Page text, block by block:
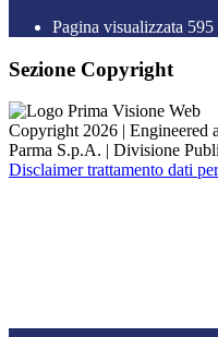
Pagina visualizzata 595
Sezione Copyright
Copyright 2026 | Engineered
Parma S.p.A. | Divisione
Disclaimer trattamento dati